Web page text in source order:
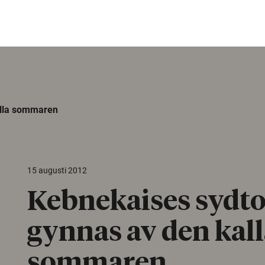
sommaren
15 augusti 2012
Kebnekaises
gynnas av den